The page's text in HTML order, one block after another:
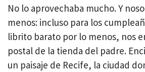
No lo aprovechaba mucho. Y
menos: incluso para los
librito barato por lo menos, nos
postal de la tienda del padre.
un paisaje de Recife, la ciudad